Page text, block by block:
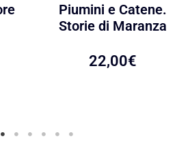
Piumini e Catene.
Storie di Maranza
22,00€